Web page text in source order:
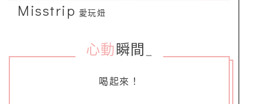
Misstrip 愛玩妞
心動 瞬間
喝起來！